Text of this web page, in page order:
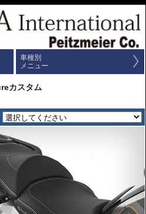
車種別
メニュー
カスタム